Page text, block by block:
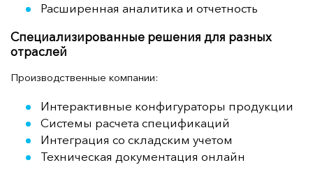
Расширенная аналитика и отчетность
Специализированные решения для разных
отраслей
Производственные компании:
Интерактивные конфигураторы продукции
Системы расчета спецификаций
Интеграция со складским учетом
Техническая документация онлайн